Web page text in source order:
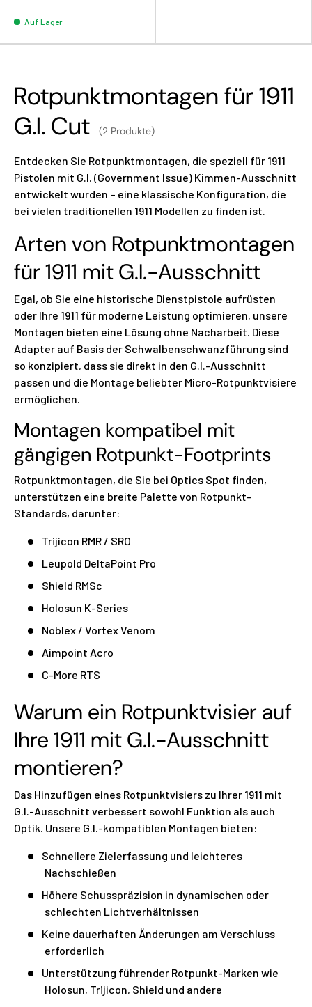
Auf Lager
Rotpunktmontagen für 1911
G.I. Cut
(2 Produkte)
Entdecken Sie Rotpunktmontagen, die speziell für 1911
Pistolen mit G.I. (Government Issue) Kimmen-Ausschnitt
entwickelt wurden – eine klassische Konfiguration, die
bei vielen traditionellen 1911 Modellen zu finden ist.
Arten von Rotpunktmontagen
für 1911 mit G.I.-Ausschnitt
Egal, ob Sie eine historische Dienstpistole aufrüsten
oder Ihre 1911 für moderne Leistung optimieren, unsere
Montagen bieten eine Lösung ohne Nacharbeit. Diese
Adapter auf Basis der Schwalbenschwanzführung sind
so konzipiert, dass sie direkt in den G.I.-Ausschnitt
passen und die Montage beliebter Micro-Rotpunktvisiere
ermöglichen.
Montagen kompatibel mit
gängigen Rotpunkt-Footprints
Rotpunktmontagen, die Sie bei Optics Spot finden,
unterstützen eine breite Palette von Rotpunkt-
Standards, darunter:
Trijicon RMR / SRO
Leupold DeltaPoint Pro
Shield RMSc
Holosun K-Series
Noblex / Vortex Venom
Aimpoint Acro
C-More RTS
Warum ein Rotpunktvisier auf
Ihre 1911 mit G.I.-Ausschnitt
montieren?
Das Hinzufügen eines Rotpunktvisiers zu Ihrer 1911 mit
G.I.-Ausschnitt verbessert sowohl Funktion als auch
Optik. Unsere G.I.-kompatiblen Montagen bieten:
Schnellere Zielerfassung und leichteres
Nachschießen
Höhere Schusspräzision in dynamischen oder
schlechten Lichtverhältnissen
Keine dauerhaften Änderungen am Verschluss
erforderlich
Unterstützung führender Rotpunkt-Marken wie
Holosun, Trijicon, Shield und andere